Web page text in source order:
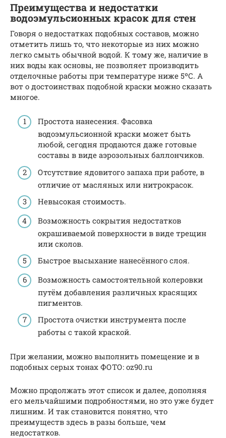
Преимущества и недостатки
водоэмульсионных красок для стен
Говоря о недостатках подобных составов, можно
отметить лишь то, что некоторые из них можно
легко смыть обычной водой. К тому же, наличие в
них воды как основы, не позволяет производить
отделочные работы при температуре ниже 5ºС. А
вот о достоинствах подобной краски можно сказать
многое.
Простота нанесения. Фасовка
водоэмульсионной краски может быть
любой, сегодня продаются даже готовые
составы в виде аэрозольных баллончиков.
Отсутствие ядовитого запаха при работе, в
отличие от масляных или нитрокрасок.
Невысокая стоимость.
Возможность сокрытия недостатков
окрашиваемой поверхности в виде трещин
или сколов.
Быстрое высыхание нанесённого слоя.
Возможность самостоятельной колеровки
путём добавления различных красящих
пигментов.
Простота очистки инструмента после
работы с такой краской.
При желании, можно выполнить помещение и в
подобных серых тонах ФОТО: oz90.ru
Можно продолжать этот список и далее, дополняя
его мельчайшими подробностями, но это уже будет
лишним. И так становится понятно, что
преимуществ здесь в разы больше, чем
недостатков.